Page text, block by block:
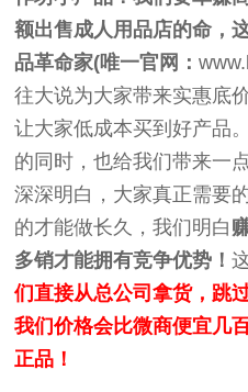
额出售成人用品店的命，
品革命家(唯一官网：
往大说为大家带来实惠底
让大家低成本买到好产品
的同时，也给我们带来一
深深明白，大家真正需要
的才能做长久，我们明白
多销才能拥有竞争优势！
们直接从总公司拿货，跳
我们价格会比微商便宜几
正品！